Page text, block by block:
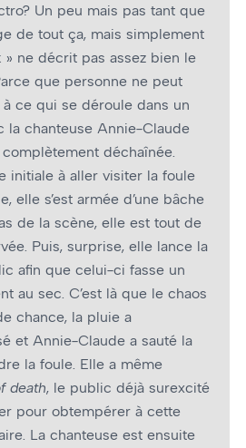
Un peu mais pas tant que
de tout ça, mais simplement
ne décrit pas assez bien le
que personne ne peut
à ce qui se déroule dans un
la chanteuse Annie-Claude
déchaînée.
initiale à aller visiter la foule
elle s’est armée d’une bâche
de la scène, elle est tout de
Puis, surprise, elle lance la
afin que celui-ci fasse un
au sec. C’est là que le chaos
chance, la pluie a
et Annie-Claude a sauté la
la foule. Elle a même
death, le public déjà surexcité
pour obtempérer à cette
La chanteuse est ensuite